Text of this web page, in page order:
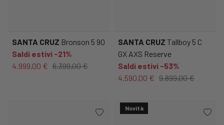
SANTA CRUZ Bronson 5 90
Saldi estivi -21%
4.999,00 € 6.399,00 €
SANTA CRUZ Tallboy 5 C
GX AXS Reserve
Saldi estivi -53%
4.590,00 € 9.899,00 €
Novità